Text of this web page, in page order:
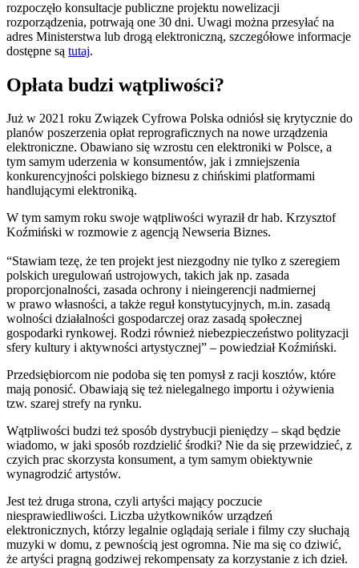
rozpoczęło konsultacje publiczne projektu nowelizacji
rozporządzenia, potrwają one 30 dni. Uwagi można przesyłać na
adres Ministerstwa lub drogą elektroniczną, szczegółowe informacje
dostępne są tutaj.
Opłata budzi wątpliwości?
Już w 2021 roku Związek Cyfrowa Polska odniósł się krytycznie do
planów poszerzenia opłat reprograficznych na nowe urządzenia
elektroniczne. Obawiano się wzrostu cen elektroniki w Polsce, a
tym samym uderzenia w konsumentów, jak i zmniejszenia
konkurencyjności polskiego biznesu z chińskimi platformami
handlującymi elektroniką.
W tym samym roku swoje wątpliwości wyraził dr hab. Krzysztof
Koźmiński w rozmowie z agencją Newseria Biznes.
“Stawiam tezę, że ten projekt jest niezgodny nie tylko z szeregiem
polskich uregulowań ustrojowych, takich jak np. zasada
proporcjonalności, zasada ochrony i nieingerencji nadmiernej
w prawo własności, a także reguł konstytucyjnych, m.in. zasadą
wolności działalności gospodarczej oraz zasadą społecznej
gospodarki rynkowej. Rodzi również niebezpieczeństwo polityzacji
sfery kultury i aktywności artystycznej” – powiedział Koźmiński.
Przedsiębiorcom nie podoba się ten pomysł z racji kosztów, które
mają ponosić. Obawiają się też nielegalnego importu i ożywienia
tzw. szarej strefy na rynku.
Wątpliwości budzi też sposób dystrybucji pieniędzy – skąd będzie
wiadomo, w jaki sposób rozdzielić środki? Nie da się przewidzieć, z
czyich prac skorzysta konsument, a tym samym obiektywnie
wynagrodzić artystów.
Jest też druga strona, czyli artyści mający poczucie
niesprawiedliwości. Liczba użytkowników urządzeń
elektronicznych, którzy legalnie oglądają seriale i filmy czy słuchają
muzyki w domu, z pewnością jest ogromna. Nie ma się co dziwić,
że artyści pragną godziwej rekompensaty za korzystanie z ich dzieł.